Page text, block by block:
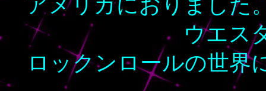
アメリカにおりました
ウエス
ロックンロールの世界